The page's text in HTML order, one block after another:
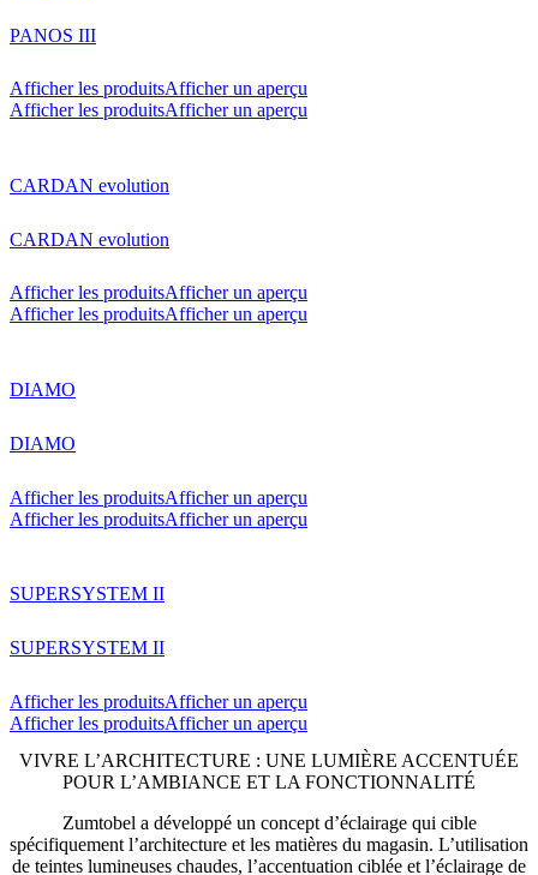
PANOS III
Afficher les produitsAfficher un aperçu
Afficher les produitsAfficher un aperçu
CARDAN evolution
CARDAN evolution
Afficher les produitsAfficher un aperçu
Afficher les produitsAfficher un aperçu
DIAMO
DIAMO
Afficher les produitsAfficher un aperçu
Afficher les produitsAfficher un aperçu
SUPERSYSTEM II
SUPERSYSTEM II
Afficher les produitsAfficher un aperçu
Afficher les produitsAfficher un aperçu
VIVRE L’ARCHITECTURE : UNE LUMIÈRE ACCENTUÉE
POUR L’AMBIANCE ET LA FONCTIONNALITÉ
Zumtobel a développé un concept d’éclairage qui cible
spécifiquement l’architecture et les matières du magasin. L’utilisation
de teintes lumineuses chaudes, l’accentuation ciblée et l’éclairage de